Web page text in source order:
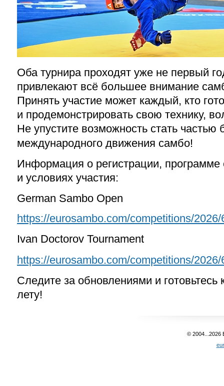
Оба турнира проходят уже не первый
привлекают всё большее внимание
Принять участие может каждый, кто
и продемонстрировать свою технику,
Не упустите возможность стать частью
международного движения самбо!
Информация о регистрации,
и условиях участия:
German Sambo Open
https://eurosambo.com/competitions/2026/
Ivan Doctorov Tournament
https://eurosambo.com/competitions/2026/
Следите за обновлениями и готовьтесь
лету!
© 2004...2026